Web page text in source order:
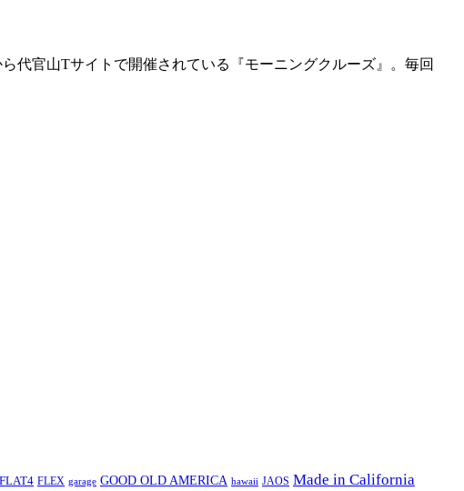
代官山Tサイトで開催されている『モーニングクルーズ』。毎回
FLAT4 FLEX garage GOOD OLD AMERICA hawaii JAOS Made in California